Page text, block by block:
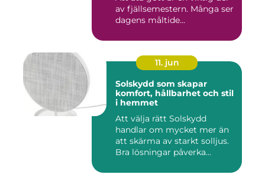
av fjällsemestern. Många ser
dagens måltide...
11. jun
Solskydd som skapar
komfort, hållbarhet och stil
i hemmet
Att välja rätt Solskydd
handlar om mycket mer än
att skärma av starkt solljus.
Bra lösningar påverka...